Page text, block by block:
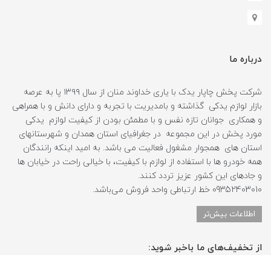
درباره ما
شرکت پخش چاپار یدک با یاری خداوند منان از سال ۱۳۹۹ پا به عرصه
بازار لوازم یدکی گذاشته و بامدیریت با تجربه و دارای دانش و با همراهی
و همکاری جوانان تازه نفس و با مطمئن بودن از کیفیت لوازم یدکی
مورد پخش در این مجموعه در جغرافیای استان همدان و شهرستانهای
استان های همجوار مشغول فعالیت می باشد. به امید اینکه رانندگان
همه خودرو ها با استفاده از لوازم با کیفیت، با خیالی راحت در خیابان ها
و جادهای این کشور عزیز تردد کنند.
09352403010 خط ارتباطی واحد فروش می‌باشد.
اطلاعات بیش‌تر
از تخفیف‌های ما باخبر شوید: